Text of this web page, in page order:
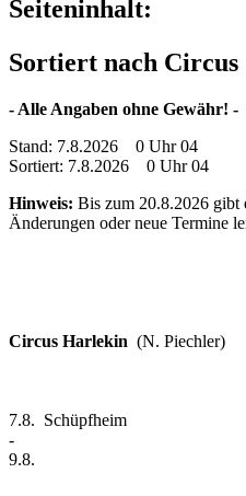
Seiteninhalt:
Sortiert nach Circus
- Alle Angaben ohne Gewähr! -
Stand: 7.8.2026 0 Uhr 04
Sortiert: 7.8.2026 0 Uhr 04
Hinweis: Bis zum 20.8.2026 gibt
Änderungen oder neue Termine
Circus Harlekin (N. Piechler)
7.8.
-
9.8.
Schüpfheim